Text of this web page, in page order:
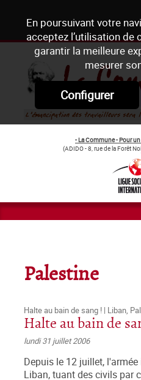
En poursuivant votre
acceptez l’utilisation de
garantir la meilleure
mesurer
Configurer
- La Commune - Pour
(ADIDO - 8, rue de la Forêt
Palestine
Halte au bain de sang ! | Liban,
Halte au bain de
lundi 31 juillet 2006
Depuis le 12 juillet,
Liban, tuant des civils par